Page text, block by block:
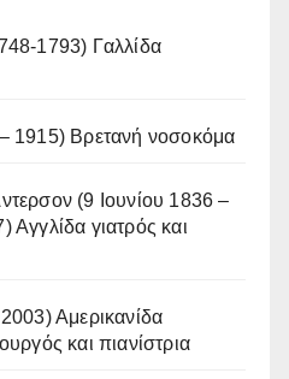
1793) Γαλλίδα
1915) Βρετανή νοσοκόμα
(9 Ιουνίου 1836 –
Αγγλίδα γιατρός και
Αμερικανίδα
και πιανίστρια